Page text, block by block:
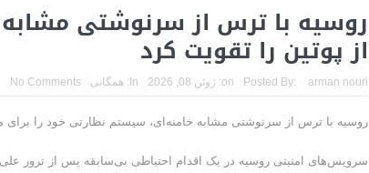
مقاله: اپوزیسیون بی‌راه‌حل؛ وقتی دشمنی با پهلوی جای نجات
۱۰ تریلیون دلار؛ چگونه جرایم سایبری به سومین اقتصاد بزرگ جهان تبدیل شد؟
ترامپ: پیروزی عبدال السید اسرائیل‌ستیز، خبر خوبی برای
تنگه هرمز؛ از سخنان تازه ترامپ چنین برمیآید که توافقی
فیلم؛ هشدار قاطعانه نتانیاهو به پاسدار احمد وحیدی، سرکرده
روسیه با ترس از سرنوشتی
از پوتین را تقویت کرد
Posted By: arman nouri
on: ژوئن 08, 2026 In: همگانی No Comments
روسیه با ترس از سرنوشتی مشابه خامنه‌ای، سیستم نظارتی خود را برای
سرویس‌های امنیتی روسیه در یک اقدام احتیاطی بی‌سابقه پس از ترور علی